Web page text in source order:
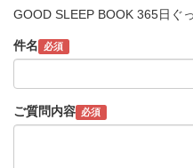
GOOD SLEEP BOOK 365日ぐ
件名 必須
ご質問内容 必須